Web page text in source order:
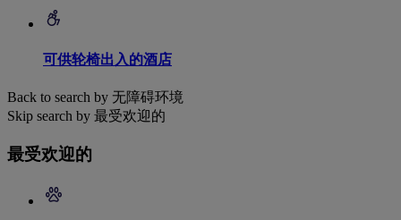
可供轮椅出入的酒店
Back to search by 无障碍环境
Skip search by 最受欢迎的
最受欢迎的